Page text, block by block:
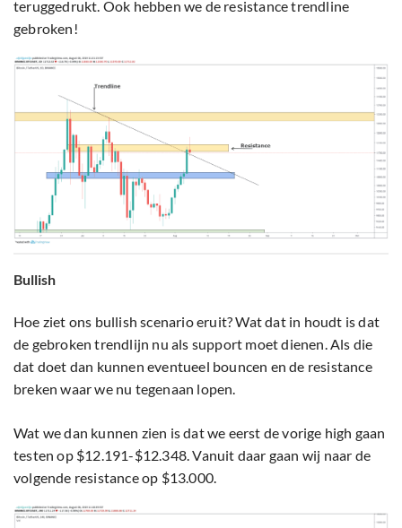
teruggedrukt. Ook hebben we de resistance trendline
gebroken!
Bullish
Hoe ziet ons bullish scenario eruit? Wat dat in houdt is dat
de gebroken trendlijn nu als support moet dienen. Als die
dat doet dan kunnen eventueel bouncen en de resistance
breken waar we nu tegenaan lopen.
Wat we dan kunnen zien is dat we eerst de vorige high gaan
testen op $12.191-$12.348. Vanuit daar gaan wij naar de
volgende resistance op $13.000.